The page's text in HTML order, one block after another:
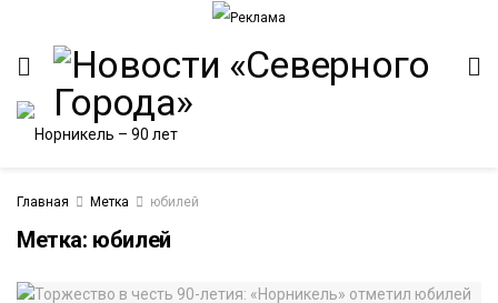
Главная Метка юбилей
Метка: юбилей